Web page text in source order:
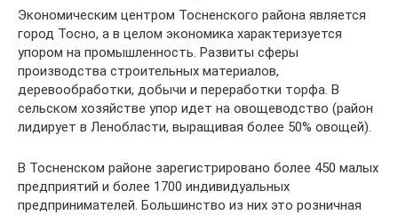
Экономическим центром Тосненского района является
город Тосно, а в целом экономика характеризуется
упором на промышленность. Развиты сферы
производства строительных материалов,
деревообработки, добычи и переработки торфа. В
сельском хозяйстве упор идет на овощеводство (район
лидирует в Ленобласти, выращивая более 50% овощей).
В Тосненском районе зарегистрировано более 450 малых
предприятий и более 1700 индивидуальных
предпринимателей. Большинство из них это розничная